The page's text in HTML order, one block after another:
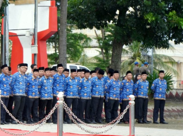
Proyek
|
Desember
Lorenzo Sabet Penghargaan
Khusus dalam Acara FIM
Di Kesehatan, Politik | Desember 4, 2012